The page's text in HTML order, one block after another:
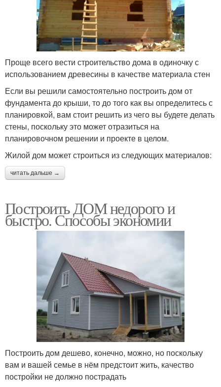
Проще всего вести строительство дома в одиночку с
использованием древесины в качестве материала стен
Если вы решили самостоятельно построить дом от
фундамента до крыши, то до того как вы определитесь с
планировкой, вам стоит решить из чего вы будете делать
стены, поскольку это может отразиться на
планировочном решении и проекте в целом.
Жилой дом может строиться из следующих материалов:
читать дальше →
Построить ДОМ недорого и
быстро. Способы экономии
Построить дом дешево, конечно, можно, но поскольку
вам и вашей семье в нём предстоит жить, качество
постройки не должно пострадать